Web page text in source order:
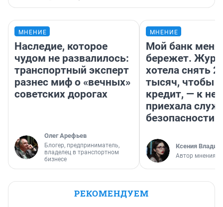
МНЕНИЕ
Наследие, которое
чудом не развалилось:
транспортный эксперт
разнес миф о «вечных»
советских дорогах
Олег Арефьев
Блогер, предприниматель,
владелец в транспортном
бизнесе
МНЕНИЕ
Мой банк меня
бережет.
хотела снять
тысяч, чтобы
кредит, — к
приехала
безопасности
Ксения
Автор мнения
РЕКОМЕНДУЕМ